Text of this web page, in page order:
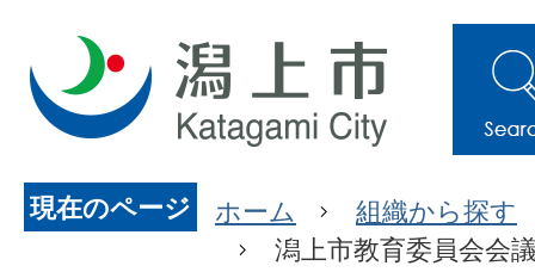
現在のページ ホーム
組織から探す
潟上市教育委員会会